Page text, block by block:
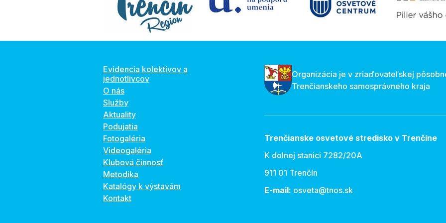
Evidencia kolektívov a
jednotlivcov
O nás
Služby
Aktuality
Podujatia
Fotogaléria
Videogaléria
Klubová činnosť
Metodika
Katalógy k výstavám
Kontakt
Organizácia je v zriaďovateľskej
Trenčianskeho samosprávneho kraja
Trenčianske osvetové stredisko v Trenčíne
K dolnej stanici 7282/20A
911 01 Trenčín
E-mail: osveta@tnos.sk